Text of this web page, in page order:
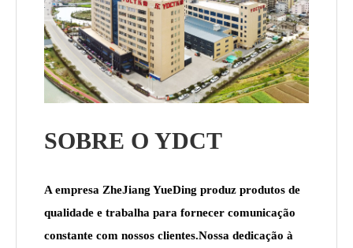
SOBRE O YDCT
A empresa ZheJiang YueDing produz produtos de
qualidade e trabalha para fornecer comunicação
constante com nossos clientes.Nossa dedicação à